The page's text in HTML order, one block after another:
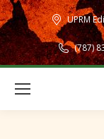
UPRM
(787)